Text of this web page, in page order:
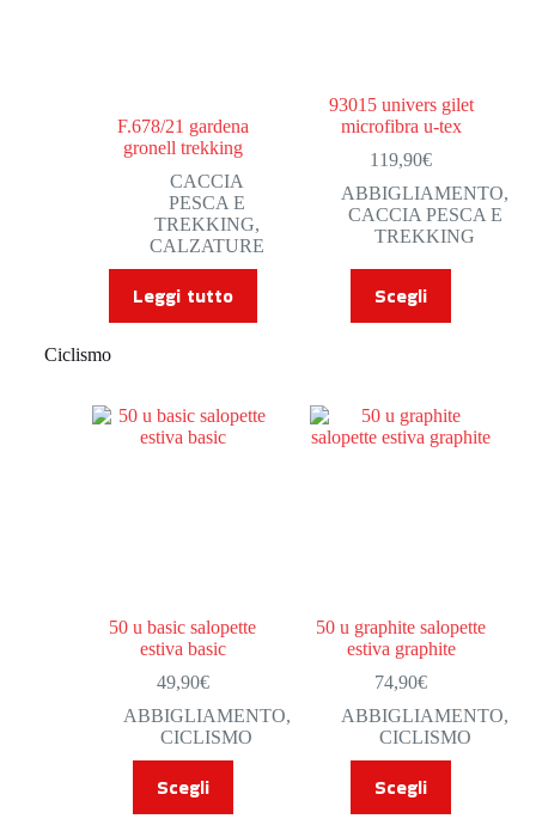
F.678/21 gardena
gronell trekking
CACCIA
PESCA E
TREKKING,
CALZATURE
Leggi tutto
93015 univers gilet
microfibra u-tex
119,90€
ABBIGLIAMENTO,
CACCIA PESCA E
TREKKING
Scegli
Ciclismo
50 u basic salopette
estiva basic
49,90€
ABBIGLIAMENTO,
CICLISMO
Scegli
50 u graphite salopette
estiva graphite
74,90€
ABBIGLIAMENTO,
CICLISMO
Scegli